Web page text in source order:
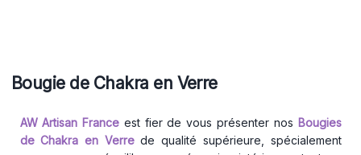
Bougie de Chakra en Verre
AW Artisan France est fier de vous présenter nos Bougies
de Chakra en Verrede qualité supérieure, spécialement